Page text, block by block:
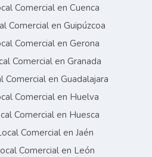
Comercial en Cuenca
Comercial en Guipúzcoa
Comercial en Gerona
Comercial en Granada
Comercial en Guadalajara
Comercial en Huelva
Comercial en Huesca
Comercial en Jaén
Comercial en León